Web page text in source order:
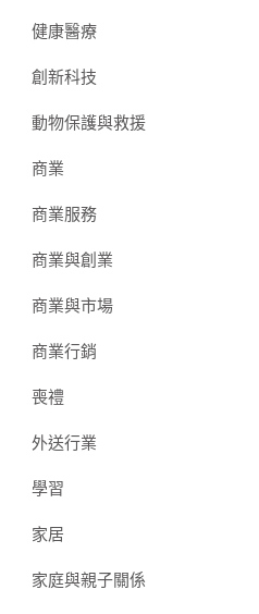
健康醫療
創新科技
動物保護與救援
商業
商業服務
商業與創業
商業與市場
商業行銷
喪禮
外送行業
學習
家居
家庭與親子關係